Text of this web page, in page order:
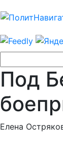
Под
Елена